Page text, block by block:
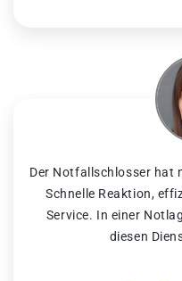
Der Notfallschlosser hat
Schnelle Reaktion,
Service. In einer
diesen